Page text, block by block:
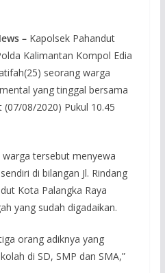
– Kapolsek Pahandut
Kalimantan Kompol Edia
seorang warga
yang tinggal bersama
(07/08/2020) Pukul 10.45
tersebut menyewa
di bilangan Jl. Rindang
Kota Palangka Raya
yang sudah digadaikan.
orang adiknya yang
di SD, SMP dan SMA,”